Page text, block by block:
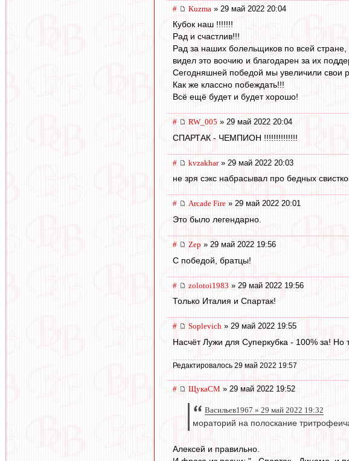
# Kuzma » 29 май 2022 20:04
Кубок наш !!!!!!!
Рад и счастлив!!!
Рад за наших болельщиков по всей стране,
видел это воочию и благодарен за их
Сегодняшней победой мы увеличили свои
Как же классно побеждать!!!
Всё ещё будет и будет хорошо!
# RW_005 » 29 май 2022 20:04
СПАРТАК - ЧЕМПИОН !!!!!!!!!!!!!!
# kvzakhar» 29 май 2022 20:03
не зря сэкс набрасывал про бедных
# Arcade Fire » 29 май 2022 20:01
Это было легендарно.
# Zep » 29 май 2022 19:56
С победой, братцы!
# zolotoi1983 » 29 май 2022 19:56
Только Италия и Спартак!
# Soplevich » 29 май 2022 19:55
Насчёт Лужи для Суперкубка - 100% за!
Редактировалось 29 май 2022 19:57
# ЩукаСМ » 29 май 2022 19:52
Васильев1967 » 29 май 2022 19:32
мораторий на полоскание
Алексей и правильно.